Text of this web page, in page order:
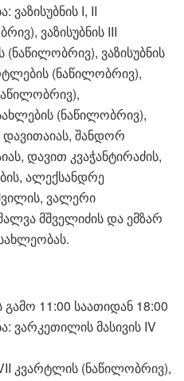
ვაზისუბნის I, II
ვაზისუბნის III
ვაზისუბნის
(ნაწილობრივ),
(ნაწილობრივ),
შანდორ
დავით კვაჭანტირაძის,
ალექსანდრე
ვალერი
მშველიძის და ემზარ
11:00 საათიდან 18:00
ვარკეთილის მასივის IV
კვარტლის (ნაწილობრივ),